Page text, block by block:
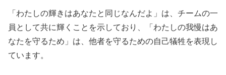
「わたしの輝きはあなたと同じなんだよ」は、チームの一
員として共に輝くことを示しており、「わたしの我慢はあ
なたを守るため」は、他者を守るための自己犠牲を表現し
ています。